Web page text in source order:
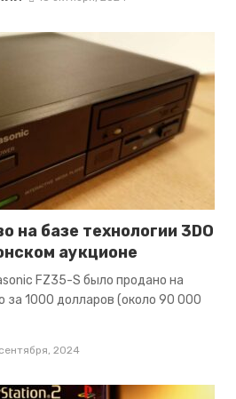
на базе технологии 3DO
аукционе
FZ35-S было продано на
за 1000 долларов (около 90 000
2024